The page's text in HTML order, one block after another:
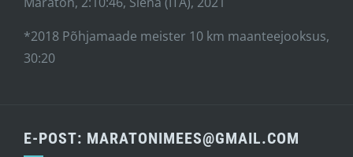
*2018 Põhjamaade meister 10 km maanteejooksus,
30:20
E-POST: MARATONIMEES@GMAIL.COM